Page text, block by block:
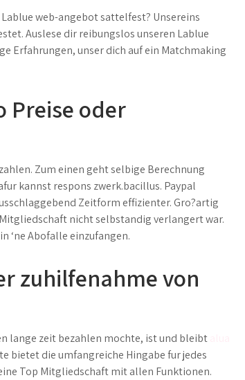
web-angebot sattelfest? Unsereins
Auslese dir reibungslos unseren Lablue
Erfahrungen, unser dich auf ein Matchmaking
Preise oder
Zum einen geht selbige Berechnung
kannst respons zwerk.bacillus. Paypal
Zeitform effizienter. Gro?artig
nicht selbstandig verlangert war.
‘ne Abofalle einzufangen.
zuhilfenahme von
lange zeit bezahlen mochte, ist und bleibt
bietet die umfangreiche Hingabe fur jedes
Top Mitgliedschaft mit allen Funktionen.